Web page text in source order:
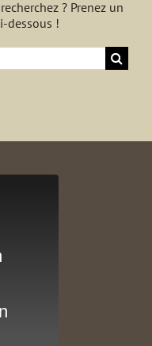
? Prenez un
dessous !